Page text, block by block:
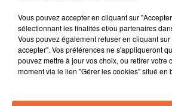
- Les 12km de la Trisomie 21
novembre à Chauray.
- Les Chamois jouent chez Goal FC,
Rambaud, originaire de St Aubin de
Vous pouvez accepter en cliquant sur
sélectionnant les finalités et/ou partenaires
Vous pouvez également refuser en cliquant
accepter". Vos préférences ne s'appliqueront
pouvez mettre à jour vos choix, ou retirer votre
moment via le lien "Gérer les cookies" situé en